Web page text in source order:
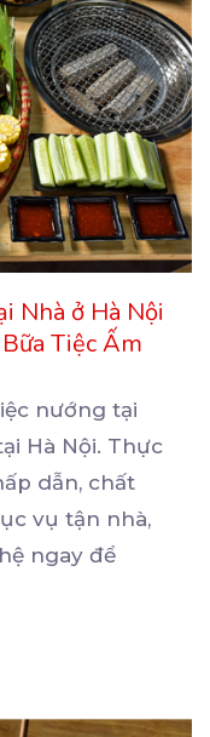
Nhà ở Hà Nội
Tiệc Ấm
nướng tại
Hà Nội. Thực
dẫn, chất
vụ tận nhà,
ngay để